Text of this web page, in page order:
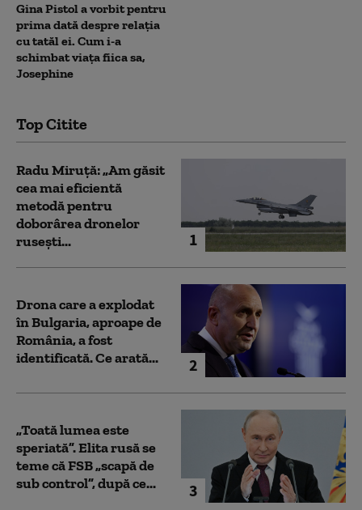
Gina Pistol a vorbit pentru
prima dată despre relația
cu tatăl ei. Cum i-a
schimbat viața fiica sa,
Josephine
Top Citite
1
Radu Miruță: „Am găsit
cea mai eficientă
metodă pentru
doborârea dronelor
rusești...
2
Drona care a explodat
în Bulgaria, aproape de
România, a fost
identificată. Ce arată...
3
„Toată lumea este
speriată”. Elita rusă se
teme că FSB „scapă de
sub control”, după ce...